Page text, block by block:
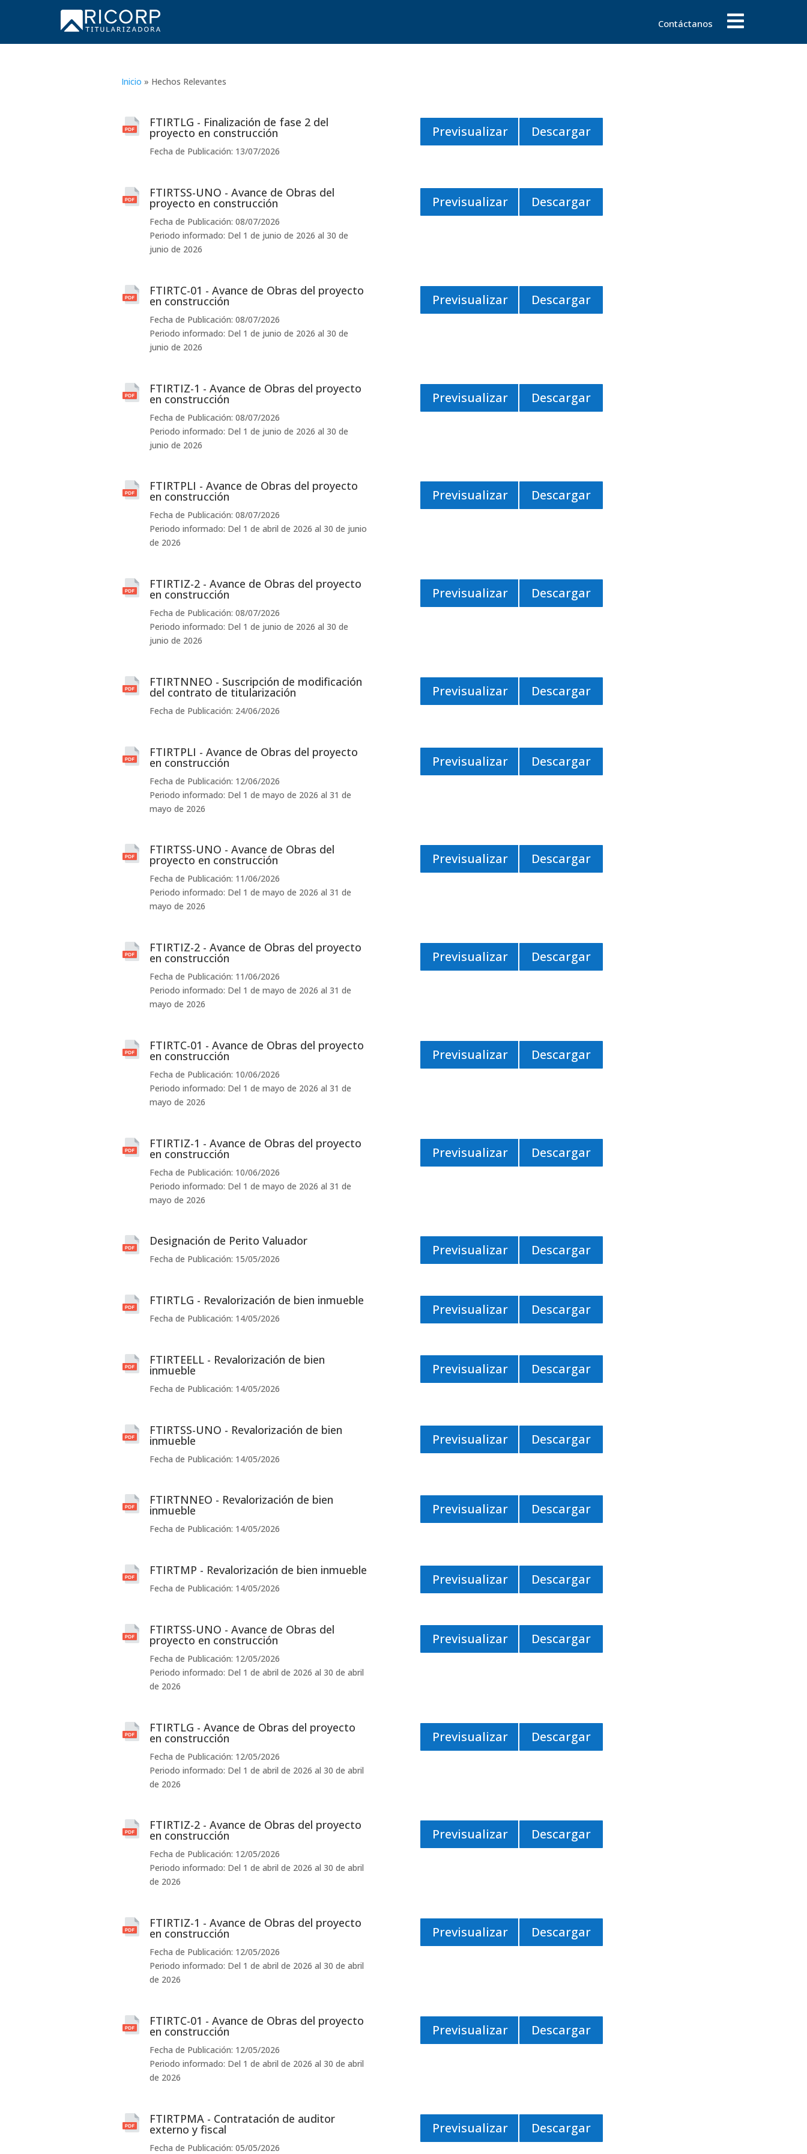
Contáctanos
Inicio » Hechos Relevantes
FTIRTLG - Finalización de fase 2 del
proyecto en construcción
Fecha de Publicación: 13/07/2026
Previsualizar Descargar
FTIRTSS-UNO - Avance de Obras del
proyecto en construcción
Fecha de Publicación: 08/07/2026
Periodo informado: Del 1 de junio de 2026 al 30 de
junio de 2026
Previsualizar Descargar
FTIRTC-01 - Avance de Obras del proyecto
en construcción
Fecha de Publicación: 08/07/2026
Periodo informado: Del 1 de junio de 2026 al 30 de
junio de 2026
Previsualizar Descargar
FTIRTIZ-1 - Avance de Obras del proyecto
en construcción
Fecha de Publicación: 08/07/2026
Periodo informado: Del 1 de junio de 2026 al 30 de
junio de 2026
Previsualizar Descargar
FTIRTPLI - Avance de Obras del proyecto
en construcción
Fecha de Publicación: 08/07/2026
Periodo informado: Del 1 de abril de 2026 al 30 de junio
de 2026
Previsualizar Descargar
FTIRTIZ-2 - Avance de Obras del proyecto
en construcción
Fecha de Publicación: 08/07/2026
Periodo informado: Del 1 de junio de 2026 al 30 de
junio de 2026
Previsualizar Descargar
FTIRTNNEO - Suscripción de modificación
del contrato de titularización
Fecha de Publicación: 24/06/2026
Previsualizar Descargar
FTIRTPLI - Avance de Obras del proyecto
en construcción
Fecha de Publicación: 12/06/2026
Periodo informado: Del 1 de mayo de 2026 al 31 de
mayo de 2026
Previsualizar Descargar
FTIRTSS-UNO - Avance de Obras del
proyecto en construcción
Fecha de Publicación: 11/06/2026
Periodo informado: Del 1 de mayo de 2026 al 31 de
mayo de 2026
Previsualizar Descargar
FTIRTIZ-2 - Avance de Obras del proyecto
en construcción
Fecha de Publicación: 11/06/2026
Periodo informado: Del 1 de mayo de 2026 al 31 de
mayo de 2026
Previsualizar Descargar
FTIRTC-01 - Avance de Obras del proyecto
en construcción
Fecha de Publicación: 10/06/2026
Periodo informado: Del 1 de mayo de 2026 al 31 de
mayo de 2026
Previsualizar Descargar
FTIRTIZ-1 - Avance de Obras del proyecto
en construcción
Fecha de Publicación: 10/06/2026
Periodo informado: Del 1 de mayo de 2026 al 31 de
mayo de 2026
Previsualizar Descargar
Designación de Perito Valuador
Fecha de Publicación: 15/05/2026
Previsualizar Descargar
FTIRTLG - Revalorización de bien inmueble
Fecha de Publicación: 14/05/2026
Previsualizar Descargar
FTIRTEELL - Revalorización de bien
inmueble
Fecha de Publicación: 14/05/2026
Previsualizar Descargar
FTIRTSS-UNO - Revalorización de bien
inmueble
Fecha de Publicación: 14/05/2026
Previsualizar Descargar
FTIRTNNEO - Revalorización de bien
inmueble
Fecha de Publicación: 14/05/2026
Previsualizar Descargar
FTIRTMP - Revalorización de bien inmueble
Fecha de Publicación: 14/05/2026
Previsualizar Descargar
FTIRTSS-UNO - Avance de Obras del
proyecto en construcción
Fecha de Publicación: 12/05/2026
Periodo informado: Del 1 de abril de 2026 al 30 de abril
de 2026
Previsualizar Descargar
FTIRTLG - Avance de Obras del proyecto
en construcción
Fecha de Publicación: 12/05/2026
Periodo informado: Del 1 de abril de 2026 al 30 de abril
de 2026
Previsualizar Descargar
FTIRTIZ-2 - Avance de Obras del proyecto
en construcción
Fecha de Publicación: 12/05/2026
Periodo informado: Del 1 de abril de 2026 al 30 de abril
de 2026
Previsualizar Descargar
FTIRTIZ-1 - Avance de Obras del proyecto
en construcción
Fecha de Publicación: 12/05/2026
Periodo informado: Del 1 de abril de 2026 al 30 de abril
de 2026
Previsualizar Descargar
FTIRTC-01 - Avance de Obras del proyecto
en construcción
Fecha de Publicación: 12/05/2026
Periodo informado: Del 1 de abril de 2026 al 30 de abril
de 2026
Previsualizar Descargar
FTIRTPMA - Contratación de auditor
externo y fiscal
Fecha de Publicación: 05/05/2026
Previsualizar Descargar